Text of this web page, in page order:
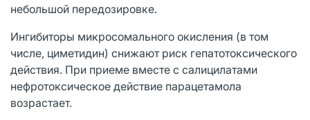
небольшой передозировке.
Ингибиторы микросомального окисления (в том
числе, циметидин) снижают риск гепатотоксического
действия. При приеме вместе с салицилатами
нефротоксическое действие парацетамола
возрастает.